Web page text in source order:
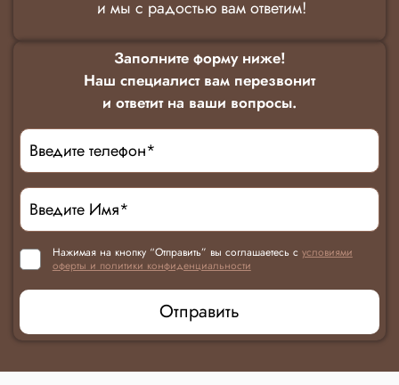
и мы с радостью вам ответим!
Заполните форму ниже!
Наш специалист вам перезвонит
и ответит на ваши вопросы.
Нажимая на кнопку “Отправить” вы соглашаетесь с условиями
оферты и политики конфиденциальности
Отправить